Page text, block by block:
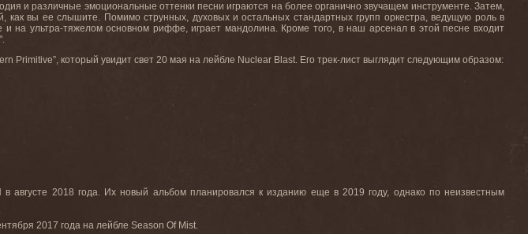
и различные эмоциональные оттенки песни играются на более органично звучащем инструменте. Затем,
как вы ее слышите. Помимо струнных, духовых и остальных стандартных групп оркестра, ведущую роль в
и на ультрa-тяжелом основном риффе, играет мандолина. Кроме того, в наш арсенал в этой песне входит
Primitive”, который увидит свет 20 мая на лейбле Nuclear Blast. Его трек-лист выглядит следующим образом:
в августе 2018 года. Их новый альбом планировался к изданию еще в 2019 году, однако по неизвестным
2017 года на лейбле Season Of Mist.